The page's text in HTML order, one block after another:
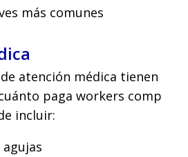
más comunes
atención médica tienen
paga workers comp
incluir: